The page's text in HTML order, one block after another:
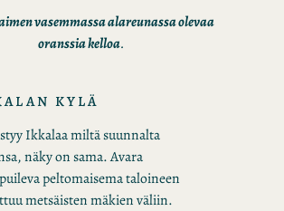
vasemmassa alareunassa olevaa
oranssia kelloa.
KYLÄ
Ikkalaa miltä suunnalta
näky on sama. Avara
peltomaisema taloineen
metsäisten mäkien väliin.